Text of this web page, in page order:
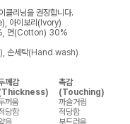
클리닝을 권장합니다.
아이보리(Ivory)
면(Cotton) 30%
손세탁(Hand wash)
께감
촉감
(Touching)
꺼움
까슬거림
당함
적당함
음 부드러움